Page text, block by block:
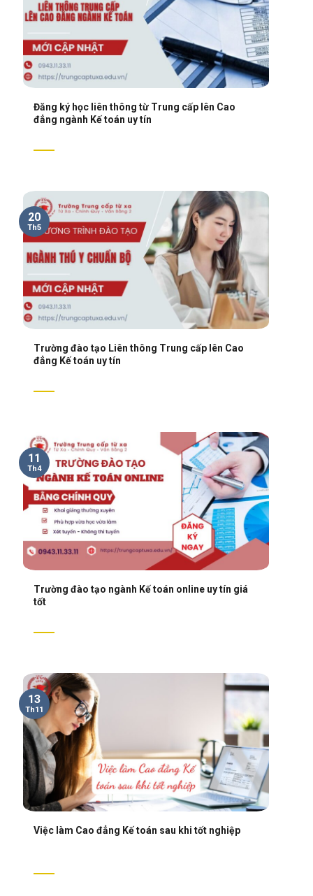
Đăng ký học liên thông từ Trung cấp lên Cao
đẳng ngành Kế toán uy tín
Trường đào tạo Liên thông Trung cấp lên Cao
đẳng Kế toán uy tín
20
Th5
Trường đào tạo ngành Kế toán online uy tín giá
tốt
11
Th4
Việc làm Cao đẳng Kế toán sau khi tốt nghiệp
13
Th11